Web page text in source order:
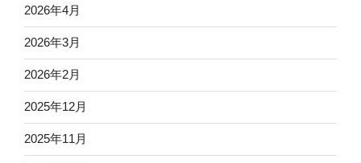
2026年4月
2026年3月
2026年2月
2025年12月
2025年11月